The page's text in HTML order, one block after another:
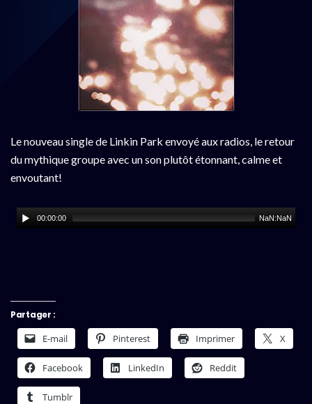
Le nouveau single de Linkin Park envoyé aux radios, le retour
du mythique groupe avec un son plutôt étonnant, calme et
envoutant!
00:00:00 NaN:NaN
Partager :
E-mail Pinterest Imprimer X
Facebook LinkedIn Reddit
Tumblr